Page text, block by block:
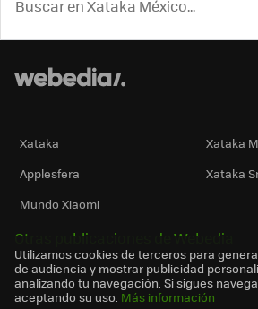
Xataka
Xataka
Applesfera
Xataka
Mundo Xiaomi
Otras publicaciones de Webedia
Utilizamos cookies de terceros para
de audiencia y mostrar publicidad
analizando tu navegación. Si sigues
aceptando su uso. Más información